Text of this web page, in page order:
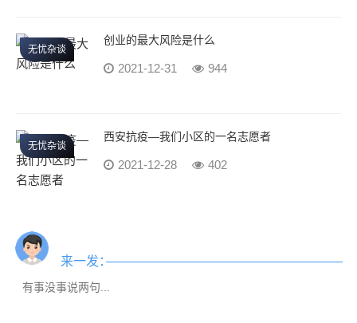
无忧杂谈
创业的最大风险是什么
2021-12-31 944
无忧杂谈
西安抗疫—我们小区的一名志愿者
2021-12-28 402
来一发：